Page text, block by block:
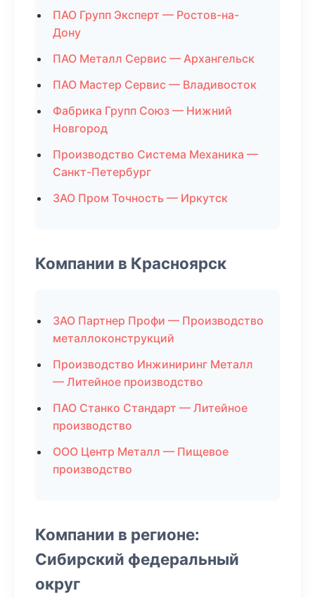
ПАО Групп Эксперт — Ростов-на-
Дону
ПАО Металл Сервис — Архангельск
ПАО Мастер Сервис — Владивосток
Фабрика Групп Союз — Нижний
Новгород
Производство Система Механика —
Санкт-Петербург
ЗАО Пром Точность — Иркутск
Компании в Красноярск
ЗАО Партнер Профи — Производство
металлоконструкций
Производство Инжиниринг Металл
— Литейное производство
ПАО Станко Стандарт — Литейное
производство
ООО Центр Металл — Пищевое
производство
Компании в регионе:
Сибирский федеральный
округ